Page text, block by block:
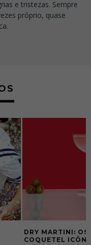
e tristezas. Sempre
próprio, quase
DRY MARTINI: OS
COQUETEL